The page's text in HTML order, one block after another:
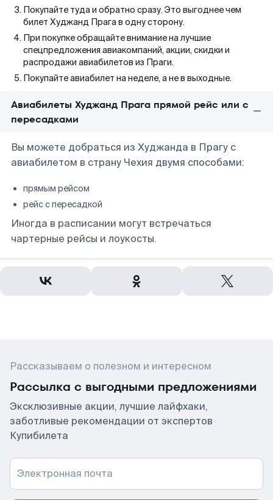
Покупайте туда и обратно сразу. Это выгоднее чем
билет Худжанд Прага в одну сторону.
При покупке обращайте внимание на лучшие
спецпредложения авиакомпаний, акции, скидки и
распродажи авиабилетов из Праги.
Покупайте авиабилет на неделе, а не в выходные.
Авиабилеты Худжанд Прага прямой рейс или с
пересадками
Вы можете добраться из Худжанда в Прагу с
авиабилетом в страну Чехия двумя способами:
прямым рейсом
рейс с пересадкой
Иногда в расписании могут встречаться
чартерные рейсы и лоукосты.
Рассказываем о полезном и интересном
Рассылка с выгодными предложениями
Эксклюзивные акции, лучшие лайфхаки,
заботливые рекомендации от экспертов
Купибилета
Электронная почта